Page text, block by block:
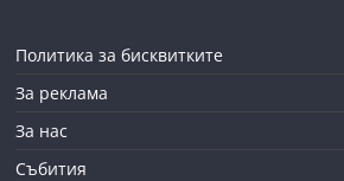
Политика за бисквитките
За реклама
За нас
Събития